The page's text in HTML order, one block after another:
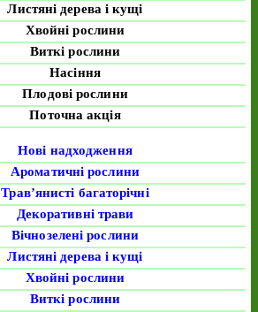
Листяні дерева і кущі
Хвойні рослини
Виткі рослини
Насіння
Плодові рослини
Поточна акція
Нові надходження
Ароматичні рослини
Трав’янисті багаторічні
Декоративні трави
Вічнозелені рослини
Листяні дерева і кущі
Хвойні рослини
Виткі рослини